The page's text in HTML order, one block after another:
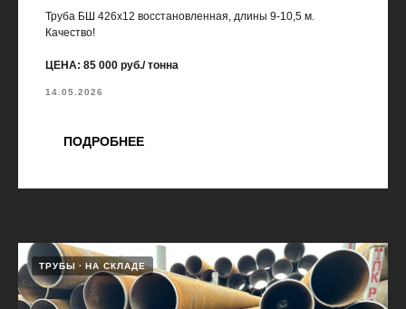
Труба БШ 426х12 восстановленная, длины 9-10,5 м.
Качество!
ЦЕНА: 85 000 руб./ тонна
14.05.2026
ПОДРОБНЕЕ
ТРУБЫ НА СКЛАДЕ